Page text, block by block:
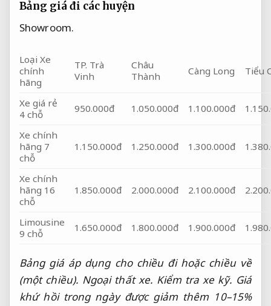
Bảng giá đi các huyện
Showroom.
Loại Xe
chính
hãng
TP. Trà
Vinh
Châu
Thành
Càng Long Tiểu
Xe giá rẻ
4 chỗ
950.000đ 1.050.000đ 1.100.000đ
Xe chính
hãng 7
chỗ
1.150.000đ 1.250.000đ 1.300.000đ
Xe chính
hãng 16
chỗ
1.850.000đ 2.000.000đ 2.100.000đ
Limousine
9 chỗ
1.650.000đ 1.800.000đ 1.900.000đ
Bảng giá áp dụng cho chiều đi hoặc chiều về
(một chiều). Ngoại thất xe. Kiểm tra xe kỹ. Giá
khứ hồi trong ngày được giảm thêm 10–15%